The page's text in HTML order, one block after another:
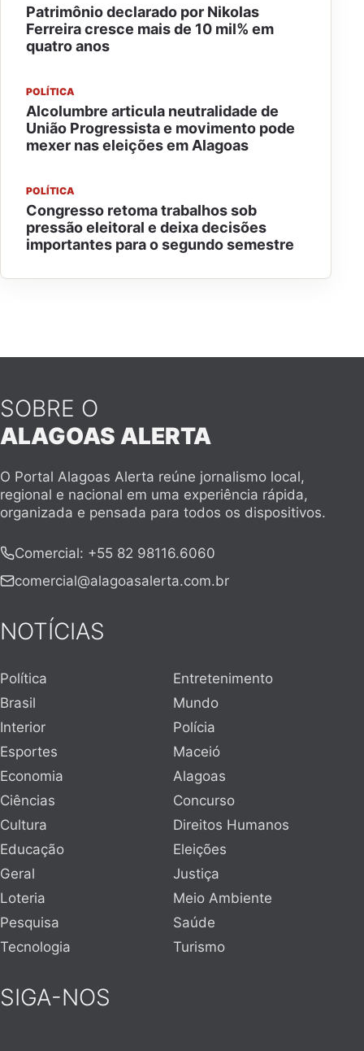
Patrimônio declarado por Nikolas
Ferreira cresce mais de 10 mil% em
quatro anos
POLÍTICA
Alcolumbre articula neutralidade de
União Progressista e movimento pode
mexer nas eleições em Alagoas
POLÍTICA
Congresso retoma trabalhos sob
pressão eleitoral e deixa decisões
importantes para o segundo semestre
SOBRE O
ALAGOAS ALERTA
O Portal Alagoas Alerta reúne jornalismo local,
regional e nacional em uma experiência rápida,
organizada e pensada para todos os dispositivos.
Comercial: +55 82 98116.6060
comercial@alagoasalerta.com.br
NOTÍCIAS
Política
Entretenimento
Brasil
Mundo
Interior
Polícia
Esportes
Maceió
Economia
Alagoas
Ciências
Concurso
Cultura
Direitos Humanos
Educação
Eleições
Geral
Justiça
Loteria
Meio Ambiente
Pesquisa
Saúde
Tecnologia
Turismo
SIGA-NOS